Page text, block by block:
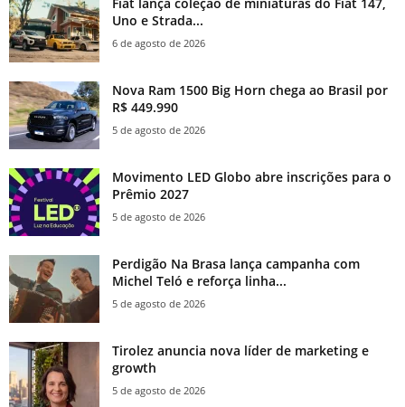
Uno e Strada...
6 de agosto de 2026
Nova Ram 1500 Big Horn chega ao Brasil por
R$ 449.990
5 de agosto de 2026
Movimento LED Globo abre inscrições para o
Prêmio 2027
5 de agosto de 2026
Perdigão Na Brasa lança campanha com
Michel Teló e reforça linha...
5 de agosto de 2026
Tirolez anuncia nova líder de marketing e
growth
5 de agosto de 2026